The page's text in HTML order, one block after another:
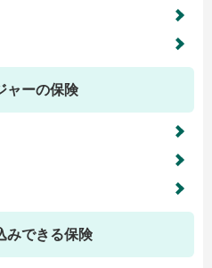
ャーの保険
みできる保険